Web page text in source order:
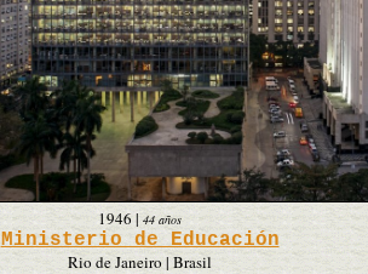
1946 | 44 años
Ministerio de Educación
Rio de Janeiro | Brasil